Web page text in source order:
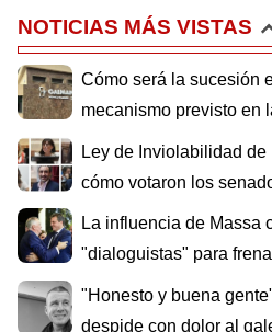
NOTICIAS MÁS VISTAS
Cómo será la sucesión
mecanismo previsto en
Ley de Inviolabilidad
cómo votaron los
La influencia de Massa
"dialoguistas" para
"Honesto y buena
despide con dolor al